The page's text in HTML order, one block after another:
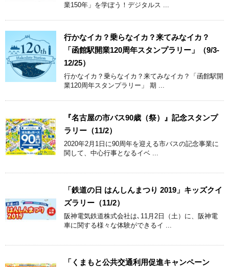
業150年」を学ぼう！デジタルス ...
行かなイカ？乗らなイカ？来てみなイカ？
「函館駅開業120周年スタンプラリー」（9/3-
12/25）
行かなイカ？乗らなイカ？来てみなイカ？「函館駅開
業120周年スタンプラリー」 期 ...
『名古屋の市バス90歳（祭）』記念スタンプ
ラリー（11/2）
2020年2月1日に90周年を迎える市バスの記念事業に
関して、中心行事となるイベ ...
「鉄道の日 はんしんまつり 2019」キッズクイ
ズラリー（11/2）
阪神電気鉄道株式会社は､11月2日（土）に、阪神電
車に関する様々な体験ができるイ ...
「くまもと公共交通利用促進キャンペーン